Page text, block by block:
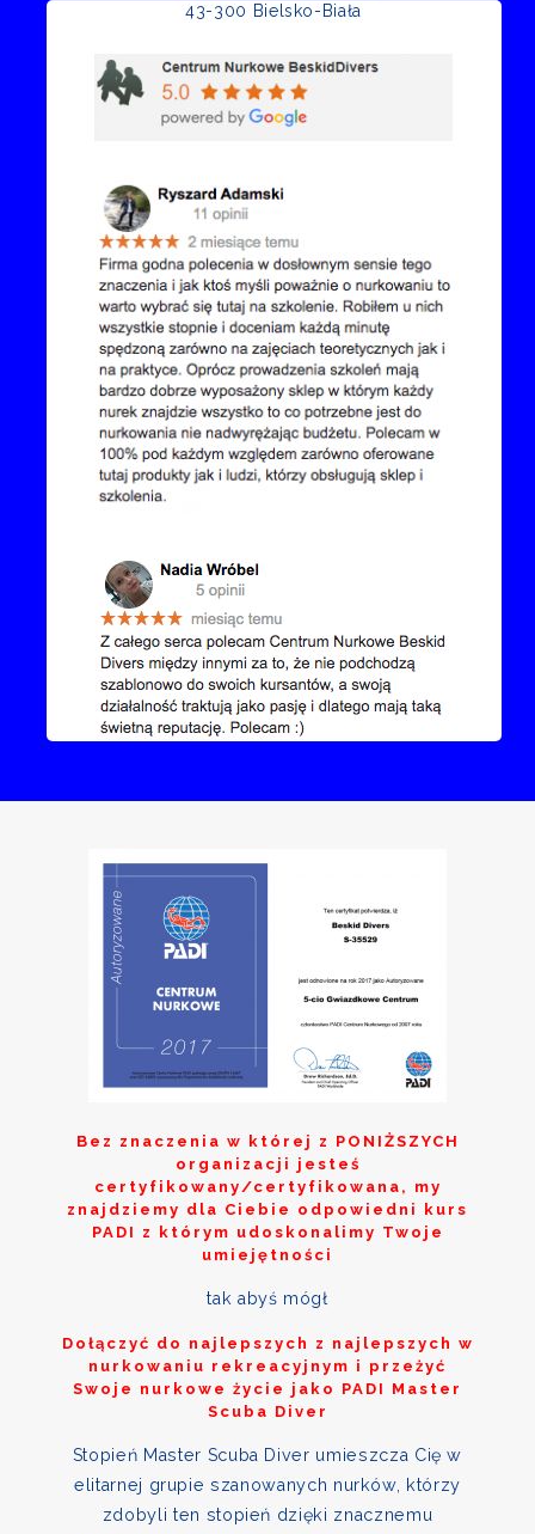
43-300 Bielsko-Biała
Bez znaczenia w której z PONIŻSZYCH
organizacji jesteś
certyfikowany/certyfikowana, my
znajdziemy dla Ciebie odpowiedni kurs
PADI z którym udoskonalimy Twoje
umiejętności
tak abyś mógł
Dołączyć do najlepszych z najlepszych w
nurkowaniu rekreacyjnym i przeżyć
Swoje nurkowe życie jako PADI Master
Scuba Diver
Stopień Master Scuba Diver umieszcza Cię w
elitarnej grupie szanowanych nurków, którzy
zdobyli ten stopień dzięki znacznemu